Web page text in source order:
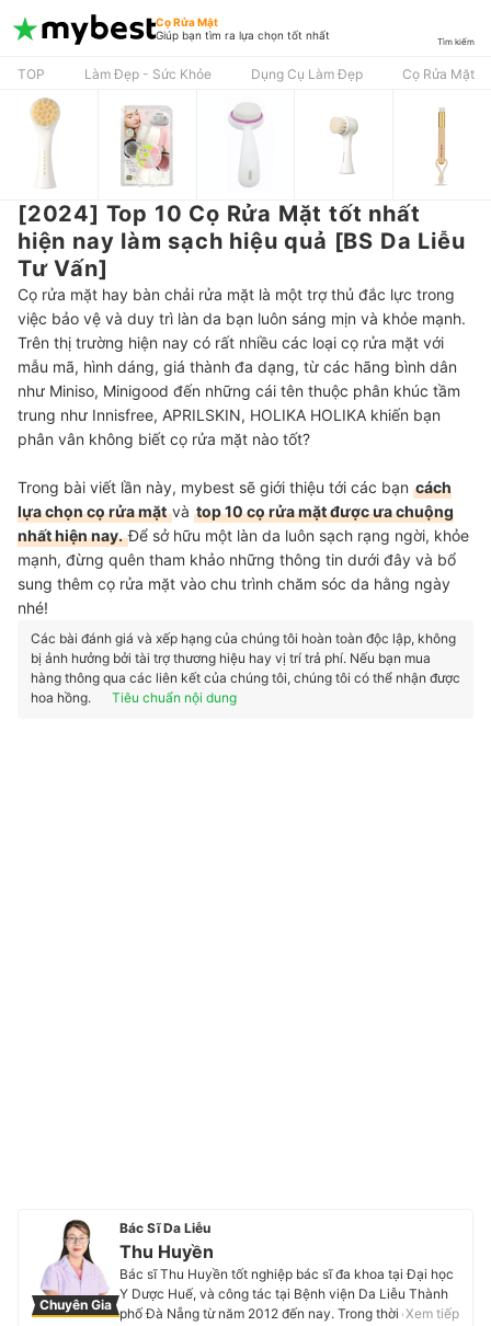
Cọ Rửa Mặt
Giúp bạn tìm ra lựa chọn tốt nhất
Tìm kiếm
TOP Làm Đẹp - Sức Khỏe Dụng Cụ Làm Đẹp Cọ Rửa Mặt
[2024] Top 10 Cọ Rửa Mặt tốt nhất
hiện nay làm sạch hiệu quả [BS Da Liễu
Tư Vấn]
Cọ rửa mặt hay bàn chải rửa mặt là một trợ thủ đắc lực trong
việc bảo vệ và duy trì làn da bạn luôn sáng mịn và khỏe mạnh.
Trên thị trường hiện nay có rất nhiều các loại cọ rửa mặt với
mẫu mã, hình dáng, giá thành đa dạng, từ các hãng bình dân
như Miniso, Minigood đến những cái tên thuộc phân khúc tầm
trung như Innisfree, APRILSKIN, HOLIKA HOLIKA khiến bạn
phân vân không biết cọ rửa mặt nào tốt?
Trong bài viết lần này, mybest sẽ giới thiệu tới các bạn cách
lựa chọn cọ rửa mặtvà top 10 cọ rửa mặt được ưa chuộng
nhất hiện nay.Để sở hữu một làn da luôn sạch rạng ngời, khỏe
mạnh, đừng quên tham khảo những thông tin dưới đây và bổ
sung thêm cọ rửa mặt vào chu trình chăm sóc da hằng ngày
nhé!
Các bài đánh giá và xếp hạng của chúng tôi hoàn toàn độc lập, không
bị ảnh hưởng bởi tài trợ thương hiệu hay vị trí trả phí. Nếu bạn mua
hàng thông qua các liên kết của chúng tôi, chúng tôi có thể nhận được
hoa hồng.
Tiêu chuẩn nội dung
Chuyên Gia
Bác Sĩ Da Liễu
Thu Huyền
Bác sĩ Thu Huyền tốt nghiệp bác sĩ đa khoa tại Đại học
Y Dược Huế, và công tác tại Bệnh viện Da Liễu Thành
phố Đà Nẵng từ năm 2012 đến nay. Trong thời gianXem tiếp